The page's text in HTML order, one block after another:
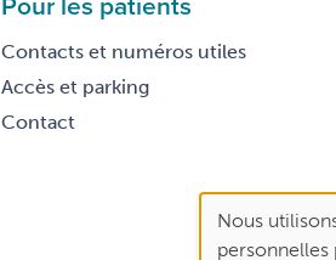
Contacts et numéros utiles
Accès et parking
Contact
Use
Nous
personnelles